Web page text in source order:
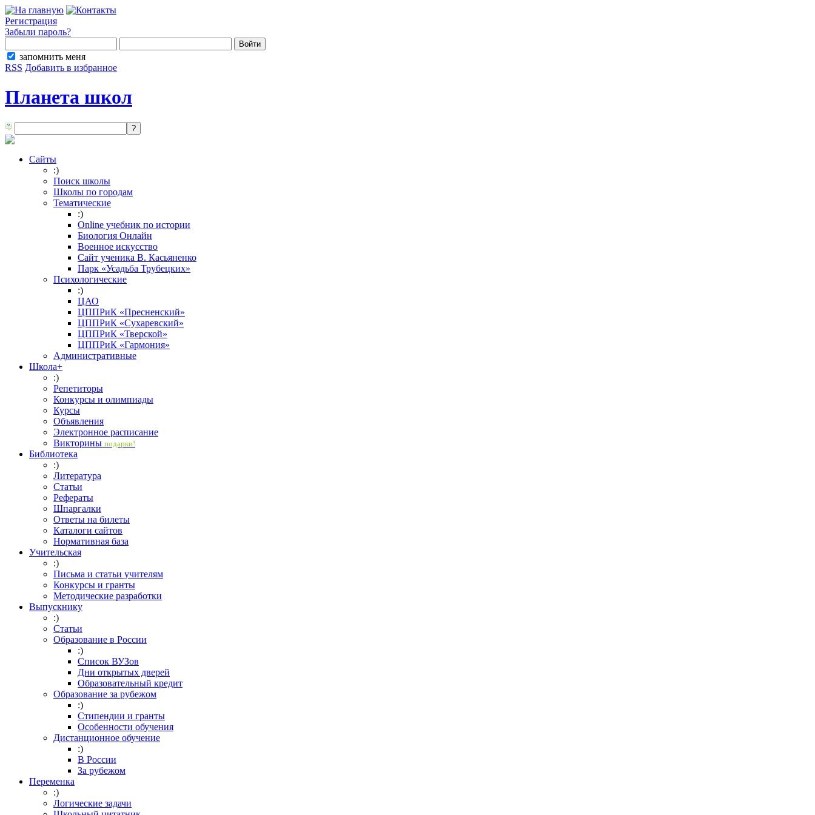
Регистрация
Забыли пароль?
запомнить меня
RSS Добавить в избранное
Планета школ
Сайты
:)
Поиск школы
Школы по городам
Тематические
:)
Online учебник по истории
Биология Онлайн
Военное искусство
Cайт ученика В. Касьяненко
Парк «Усадьба Трубецких»
Психологические
:)
ЦАО
ЦППРиК «Пресненский»
ЦППРиК «Сухаревский»
ЦППРиК «Тверской»
ЦППРиК «Гармония»
Административные
Школа+
:)
Репетиторы
Конкурсы и олимпиады
Курсы
Объявления
Электронное расписание
Викторины подарки!
Библиотека
:)
Литература
Статьи
Рефераты
Шпаргалки
Ответы на билеты
Каталоги сайтов
Нормативная база
Учительская
:)
Письма и статьи учителям
Конкурсы и гранты
Методические разработки
Выпускнику
:)
Статьи
Образование в России
:)
Список ВУЗов
Дни открытых дверей
Образовательный кредит
Образование за рубежом
:)
Стипендии и гранты
Особенности обучения
Дистанционное обучение
:)
В России
За рубежом
Переменка
:)
Логические задачи